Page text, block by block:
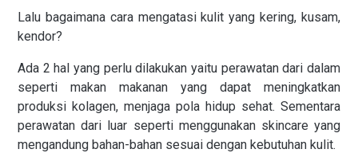
Lalu bagaimana cara mengatasi kulit yang kering, kusam,
kendor?
Ada 2 hal yang perlu dilakukan yaitu perawatan dari dalam
seperti makan makanan yang dapat meningkatkan
produksi kolagen, menjaga pola hidup sehat. Sementara
perawatan dari luar seperti menggunakan skincare yang
mengandung bahan-bahan sesuai dengan kebutuhan kulit.